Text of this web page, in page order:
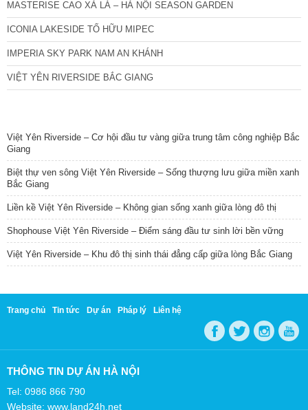
MASTERISE CAO XÀ LÁ – HÀ NỘI SEASON GARDEN
ICONIA LAKESIDE TỐ HỮU MIPEC
IMPERIA SKY PARK NAM AN KHÁNH
VIỆT YÊN RIVERSIDE BẮC GIANG
Việt Yên Riverside – Cơ hội đầu tư vàng giữa trung tâm công nghiệp Bắc
Giang
Biệt thự ven sông Việt Yên Riverside – Sống thượng lưu giữa miền xanh
Bắc Giang
Liền kề Việt Yên Riverside – Không gian sống xanh giữa lòng đô thị
Shophouse Việt Yên Riverside – Điểm sáng đầu tư sinh lời bền vững
Việt Yên Riverside – Khu đô thị sinh thái đẳng cấp giữa lòng Bắc Giang
Trang chủ Tin tức Dự án Pháp lý Liên hệ
THÔNG TIN DỰ ÁN HÀ NỘI
Tel: 0986 866 790
Website: www.land24h.net